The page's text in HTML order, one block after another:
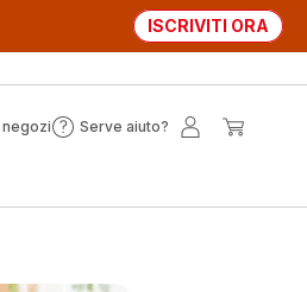
ISCRIVITI ORA
Serve aiuto?
Serve